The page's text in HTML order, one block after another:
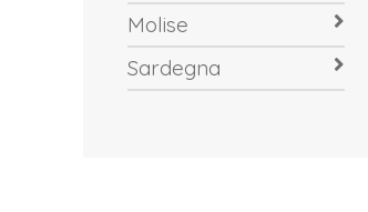
Molise
Sardegna